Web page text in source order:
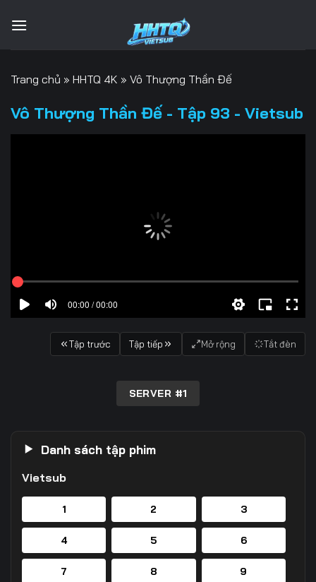
qua
Trang chủ » HHTQ 4K » Vô Thượng Thần Đế
Vô Thượng Thần Đế - Tập 93 - Vietsub
00:00 / 00:00
Tập trước Tập tiếp Mở rộng Tắt đèn
SERVER #1
Danh sách tập phim
Vietsub
1 2 3
4 5 6
7 8 9